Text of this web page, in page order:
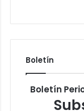
Boletín
Boletín